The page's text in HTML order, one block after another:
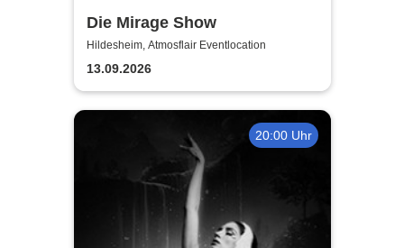
Die Mirage Show
Hildesheim, Atmosflair Eventlocation
13.09.2026
20:00 Uhr